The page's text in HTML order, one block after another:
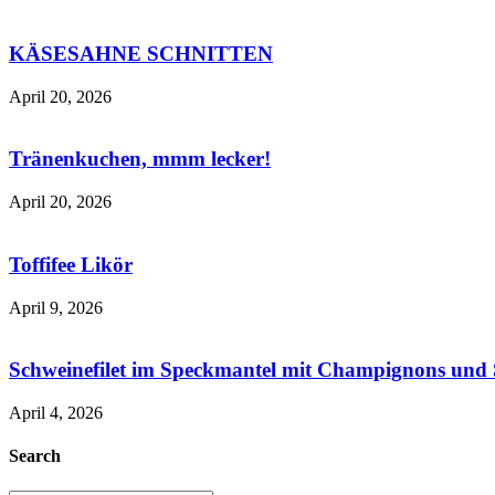
KÄSESAHNE SCHNITTEN
April 20, 2026
Tränenkuchen, mmm lecker!
April 20, 2026
Toffifee Likör
April 9, 2026
Schweinefilet im Speckmantel mit Champignons und
April 4, 2026
Search